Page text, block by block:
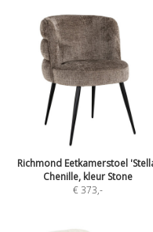
Richmond Eetkamerstoel
Chenille, kleur Stone
€ 373,-